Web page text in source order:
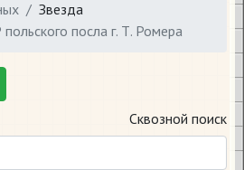
Звезда
посла г. Т. Ромера
Сквозной поиск